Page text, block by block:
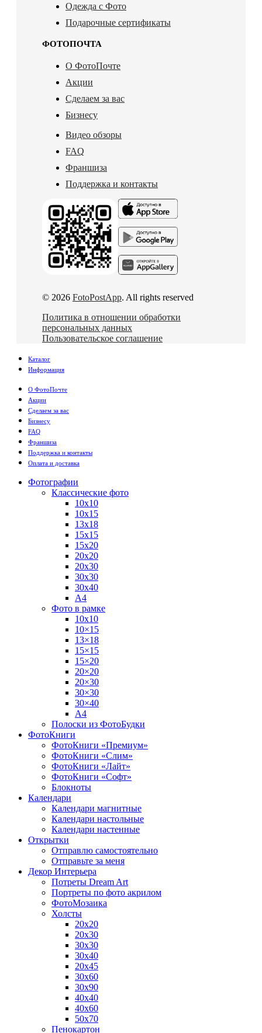
Одежда с Фото
Подарочные сертификаты
ФОТОПОЧТА
О ФотоПочте
Акции
Сделаем за вас
Бизнесу
Видео обзоры
FAQ
Франшиза
Поддержка и контакты
© 2026 FotoPostApp. All rights reserved
Политика в отношении обработки
персональных данных
Пользовательское соглашение
Каталог
Информация
О ФотоПочте
Акции
Сделаем за вас
Бизнесу
FAQ
Франшиза
Поддержка и контакты
Оплата и доставка
Фотографии
Классические фото
10х10
10х15
13х18
15х15
15х20
20х20
20х30
30х30
30х40
А4
Фото в рамке
10х10
10×15
13×18
15×15
15×20
20×20
20×30
30×30
30×40
A4
Полоски из ФотоБудки
ФотоКниги
ФотоКниги «Премиум»
ФотоКниги «Слим»
ФотоКниги «Лайт»
ФотоКниги «Софт»
Блокноты
Календари
Календари магнитные
Календари настольные
Календари настенные
Открытки
Отправлю самостоятельно
Отправьте за меня
Декор Интерьера
Потреты Dream Art
Портреты по фото акрилом
ФотоМозаика
Холсты
20х20
20х30
30х30
30х40
20х45
30х60
30х90
40х40
40х60
50х70
Пенокартон